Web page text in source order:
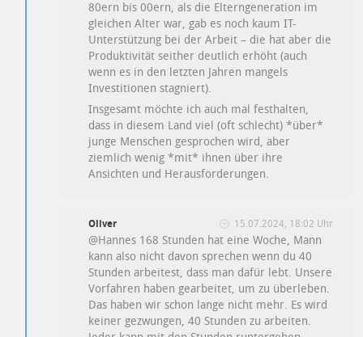
80ern bis 00ern, als die Elterngeneration im
gleichen Alter war, gab es noch kaum IT-
Unterstützung bei der Arbeit – die hat aber die
Produktivität seither deutlich erhöht (auch
wenn es in den letzten Jahren mangels
Investitionen stagniert).
Insgesamt möchte ich auch mal festhalten,
dass in diesem Land viel (oft schlecht) *über*
junge Menschen gesprochen wird, aber
ziemlich wenig *mit* ihnen über ihre
Ansichten und Herausforderungen.
Oliver 15.07.2024, 18:02 Uhr
@Hannes 168 Stunden hat eine Woche, Mann
kann also nicht davon sprechen wenn du 40
Stunden arbeitest, dass man dafür lebt. Unsere
Vorfahren haben gearbeitet, um zu überleben.
Das haben wir schon lange nicht mehr. Es wird
keiner gezwungen, 40 Stunden zu arbeiten.